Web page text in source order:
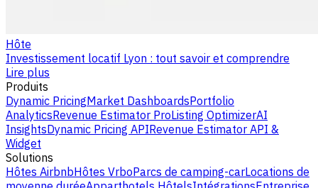
Hôte
Investissement locatif Lyon : tout savoir et comprendre
Lire plus
Produits
Dynamic PricingMarket DashboardsPortfolio
AnalyticsRevenue Estimator ProListing OptimizerAI
InsightsDynamic Pricing APIRevenue Estimator API &
Widget
Solutions
Hôtes AirbnbHôtes VrboParcs de camping-carLocations de